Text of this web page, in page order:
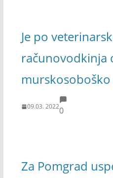
Je po
računovodkinja
murskosoboško
09.03. 20220
Za Pomgrad